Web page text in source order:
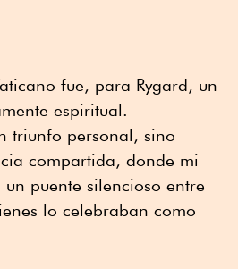
fue, para Rygard, un
espiritual.
triunfo personal, sino
compartida, donde mi
puente silencioso entre
lo celebraban como